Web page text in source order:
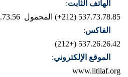
الهاتف الثابت:
537.73.78.85 (212+)
المحمول 666.47.73.56 (212+)
الفاكس:
537.26.26.42 (+212)
الموقع الإلكتروني:
www.iitilaf.org